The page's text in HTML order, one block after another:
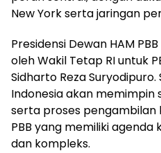
New York serta jaringan
Presidensi Dewan HAM
oleh Wakil Tetap RI untuk
Sidharto Reza
Indonesia akan memimpin
serta proses pengambilan
PBB yang memiliki
dan kompleks.